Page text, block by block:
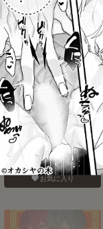
熱くて溶けちゃう
お気に入り